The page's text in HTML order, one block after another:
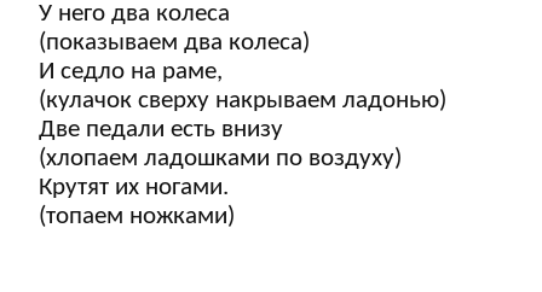
У него два колеса
(показываем два колеса)
И седло на раме,
(кулачок сверху накрываем ладонью)
Две педали есть внизу
(хлопаем ладошками по воздуху)
Крутят их ногами.
(топаем ножками)